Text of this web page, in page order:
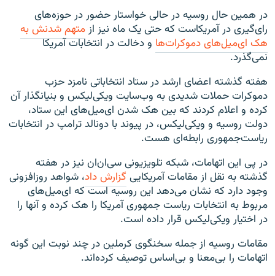
در همین حال روسیه در حالی خواستار حضور در حوزه‌های
رای‌گیری در آمریکاست که حتی یک ماه نیز ازمتهم شدنش به
هک ای‌میل‌های دموکرات‌ها و دخالت در انتخابات آمریکا
نمی‌گذرد.
هفته گذشته اعضای ارشد در ستاد انتخاباتی نامزد حزب
دموکرات حملات شدیدی به وب‌سایت ویکی‌لیکس و بنیانگذار آن
کرده و اعلام کردند که بین هک شدن ای‌میل‌های این ستاد،
دولت روسیه و ویکی‌لیکس، در پیوند با دونالد ترامپ در انتخابات
ریاست‌جمهوری رابطه‌ای هست.
در پی این اتهامات، شبکه تلویزیونی سی‌ان‌ان نیز در هفته
گذشته به نقل از مقامات آمریکایی گزارش داد، شواهد روزافزونی
وجود دارد که نشان می‌دهد این روسیه است که ای‌میل‌های
مربوط به انتخابات ریاست جمهوری آمریکا را هک کرده و آنها را
در اختیار ویکی‌لیکس قرار داده است.
مقامات روسیه از جمله سخنگوی کرملین در چند نوبت این گونه
اتهامات را بی‌معنا و بی‌اساس توصیف کرده‌اند.